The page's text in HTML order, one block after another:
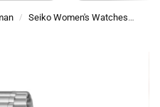
/ Seiko Women's Watches